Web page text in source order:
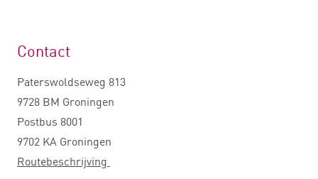
Contact
Paterswoldseweg 813
9728 BM Groningen
Postbus 8001
9702 KA Groningen
Routebeschrijving